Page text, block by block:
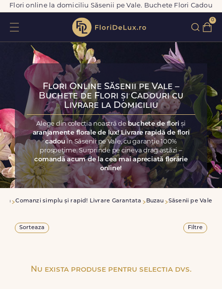
Flori online la domiciliu Săsenii pe Vale. Buchete Flori Cadou
0
Flori Online Săsenii pe Vale –
Buchete de Flori și Cadouri cu
Livrare la Domiciliu
Alege din colecția noastră de buchete de floriși
aranjamente florale de lux! Livrare rapidă de flori
cadou în Săsenii pe Vale, cu garanție 100%
prospețime. Surprinde pe cineva drag astăzi –
comandă acum de la cea mai apreciată florărie
online!
Comanzi simplu și rapid! Livrare Garantata Buzau Săsenii pe Vale
Sorteaza Filtre
Nu exista produse pentru selectia dvs.